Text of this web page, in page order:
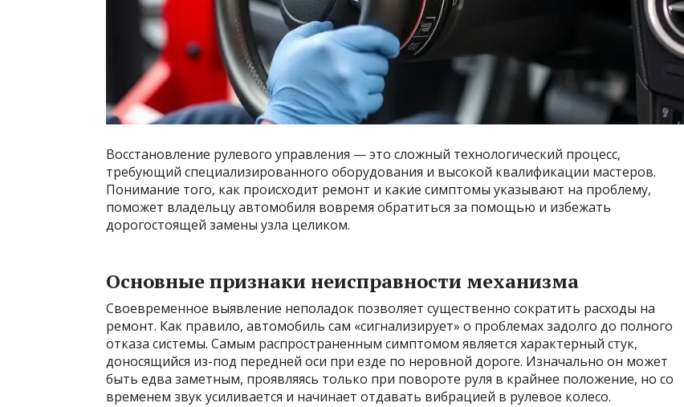
Восстановление рулевого управления — это сложный технологический процесс,
требующий специализированного оборудования и высокой квалификации мастеров.
Понимание того, как происходит ремонт и какие симптомы указывают на проблему,
поможет владельцу автомобиля вовремя обратиться за помощью и избежать
дорогостоящей замены узла целиком.
Основные признаки неисправности механизма
Своевременное выявление неполадок позволяет существенно сократить расходы на
ремонт. Как правило, автомобиль сам «сигнализирует» о проблемах задолго до полного
отказа системы. Самым распространенным симптомом является характерный стук,
доносящийся из-под передней оси при езде по неровной дороге. Изначально он может
быть едва заметным, проявляясь только при повороте руля в крайнее положение, но со
временем звук усиливается и начинает отдавать вибрацией в рулевое колесо.